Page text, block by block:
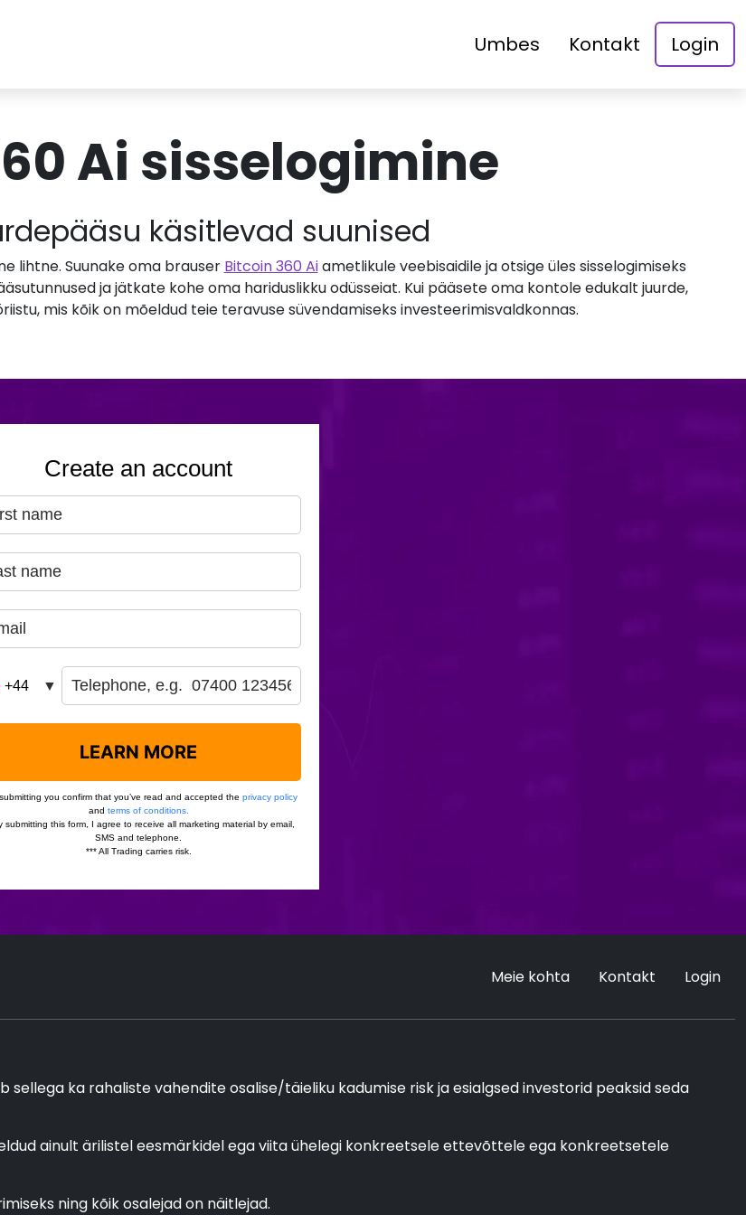
Umbes Kontakt Login
Ai sisselogimine
käsitlevad suunised
lihtne. Suunake oma brauser Bitcoin 360 Aiametlikule veebisaidile ja otsige üles sisselogimiseks
ja jätkate kohe oma hariduslikku odüsseiat. Kui pääsete oma kontole edukalt juurde,
mis kõik on mõeldud teie teravuse süvendamiseks investeerimisvaldkonnas.
Meie kohta Kontakt Login
sellega ka rahaliste vahendite osalise/täieliku kadumise risk ja esialgsed investorid peaksid seda
ainult ärilistel eesmärkidel ega viita ühelegi konkreetsele ettevõttele ega konkreetsetele
ning kõik osalejad on näitlejad.